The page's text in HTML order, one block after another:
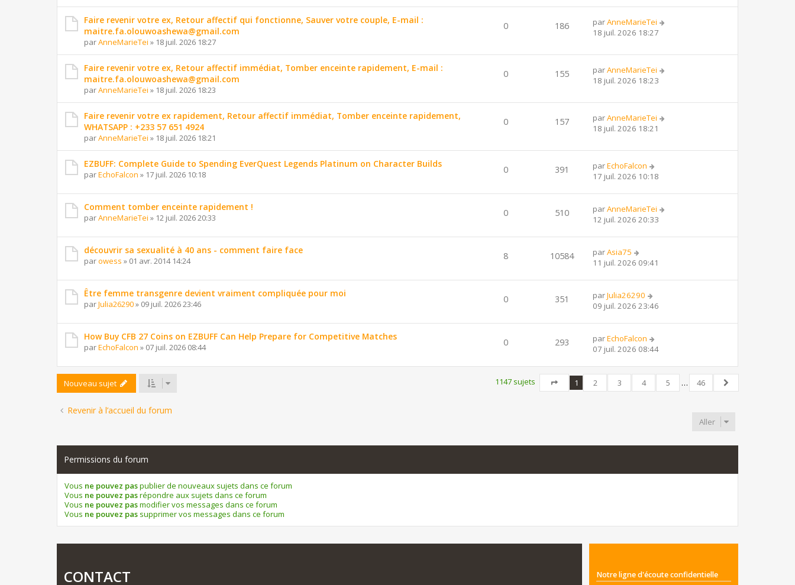
Faire revenir votre ex, Retour affectif qui fonctionne, Sauver votre couple, E-mail :
maitre.fa.olouwoashewa@gmail.com
parAnneMarieTei » 18 juil. 2026 18:27
0 186 parAnneMarieTei
18 juil. 2026 18:27
Faire revenir votre ex, Retour affectif immédiat, Tomber enceinte rapidement, E-mail :
maitre.fa.olouwoashewa@gmail.com
parAnneMarieTei » 18 juil. 2026 18:23
0 155 parAnneMarieTei
18 juil. 2026 18:23
Faire revenir votre ex rapidement, Retour affectif immédiat, Tomber enceinte rapidement,
WHATSAPP : +233 57 651 4924
parAnneMarieTei » 18 juil. 2026 18:21
0 157 parAnneMarieTei
18 juil. 2026 18:21
EZBUFF: Complete Guide to Spending EverQuest Legends Platinum on Character Builds
parEchoFalcon » 17 juil. 2026 10:18 0 391 parEchoFalcon
17 juil. 2026 10:18
Comment tomber enceinte rapidement !
parAnneMarieTei » 12 juil. 2026 20:33 0 510 parAnneMarieTei
12 juil. 2026 20:33
découvrir sa sexualité à 40 ans - comment faire face
parowess » 01 avr. 2014 14:24 8 10584 parAsia75
11 juil. 2026 09:41
Être femme transgenre devient vraiment compliquée pour moi
parJulia26290» 09 juil. 2026 23:46 0 351 parJulia26290
09 juil. 2026 23:46
How Buy CFB 27 Coins on EZBUFF Can Help Prepare for Competitive Matches
parEchoFalcon » 07 juil. 2026 08:44 0 293 parEchoFalcon
07 juil. 2026 08:44
Nouveau sujet
1147 sujets
Page
sur46
1 2 3 4 5 …
46
Suivant
Revenir à l’accueil du forum
Aller
Permissions du forum
Vous ne pouvez paspublier de nouveaux sujets dans ce forum
Vous ne pouvez pasrépondre aux sujets dans ce forum
Vous ne pouvez pasmodifier vos messages dans ce forum
Vous ne pouvez pas supprimer vos messages dans ce forum
CONTACT Notre ligne d'écoute confidentielle